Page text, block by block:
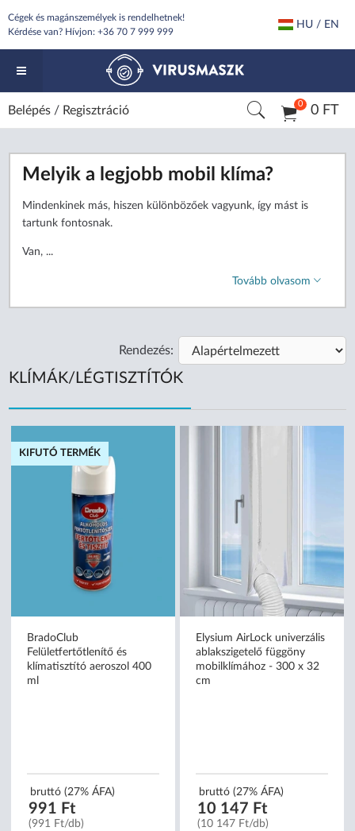
Cégek és magánszemélyek is rendelhetnek!
Kérdése van? Hívjon: +36 70 7 999 999
HU / EN
0 0 FT
Belépés / Regisztráció
Melyik a legjobb mobil klíma?
Mindenkinek más, hiszen különbözőek vagyunk, így mást is
tartunk fontosnak.
Van, ...
Tovább olvasom
Rendezés:
KLÍMÁK/LÉGTISZTÍTÓK
KIFUTÓ TERMÉK
BradoClub
Felületfertőtlenítő és
klímatisztító aeroszol 400
ml
bruttó (27% ÁFA)
991 Ft
(991 Ft/db)
Elysium AirLock univerzális
ablakszigetelő függöny
mobilklímához - 300 x 32
cm
bruttó (27% ÁFA)
10 147 Ft
(10 147 Ft/db)